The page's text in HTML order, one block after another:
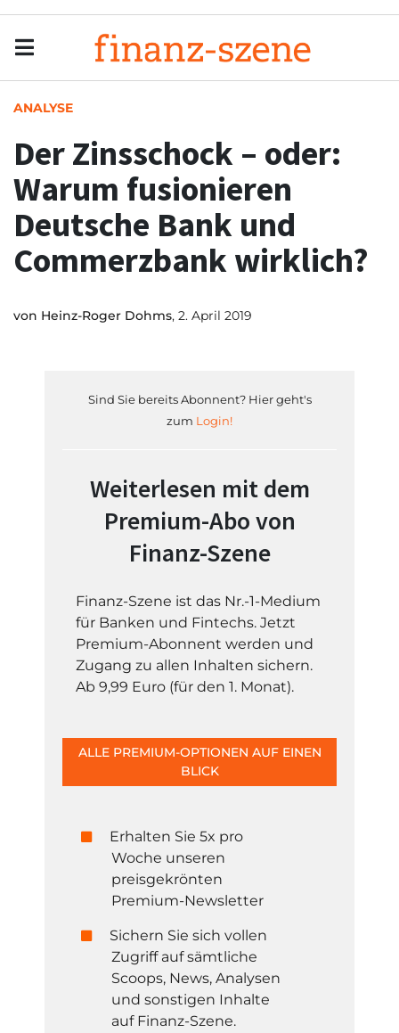
ANALYSE
Der Zinsschock – oder:
Warum fusionieren
Deutsche Bank und
Commerzbank wirklich?
von Heinz-Roger Dohms, 2. April 2019
Sind Sie bereits Abonnent? Hier geht's
zum Login!
Weiterlesen mit dem
Premium-Abo von
Finanz-Szene
Finanz-Szene ist das Nr.-1-Medium
für Banken und Fintechs. Jetzt
Premium-Abonnent werden und
Zugang zu allen Inhalten sichern.
Ab 9,99 Euro (für den 1. Monat).
ALLE PREMIUM-OPTIONEN AUF EINEN
BLICK
Erhalten Sie 5x pro
Woche unseren
preisgekrönten
Premium-Newsletter
Sichern Sie sich vollen
Zugriff auf sämtliche
Scoops, News, Analysen
und sonstigen Inhalte
auf Finanz-Szene.